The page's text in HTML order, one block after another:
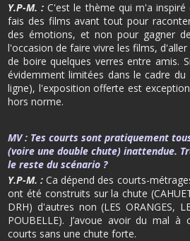
Y.P-M. :C'est le thème qui m'a
fais des films avant tout pour
des émotions, et non pour gagner
l'occasion de faire vivre les films,
de boire quelques verres entre amis.
évidemment limitées dans le cadre du
ligne), l'exposition offerte est
hors norme.
MV : Tes courts sont pratiquement
(voire une double chute) inattendue.
le reste du scénario ?
Y.P-M. :Ca dépend des courts-
ont été construits sur la chute
DRH) d'autres non (LES ORANGES,
POUBELLE). J’avoue avoir du mal
courts sans une chute forte.